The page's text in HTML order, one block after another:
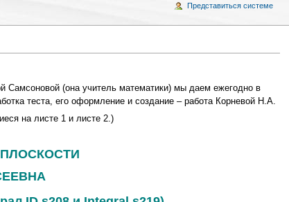
Самсоновой (она учитель математики) мы даем ежегодно в
теста, его оформление и создание – работа Корневой Н.А.
на листе 1 и листе 2.)
Представиться системе